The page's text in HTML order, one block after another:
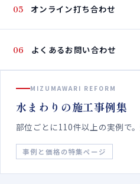
05 オンライン打ち合わせ
06 よくあるお問い合わせ
MIZUMAWARI REFORM
水まわりの施工事例集
部位ごとに110件以上の実例で
事例と価格の特集ページ